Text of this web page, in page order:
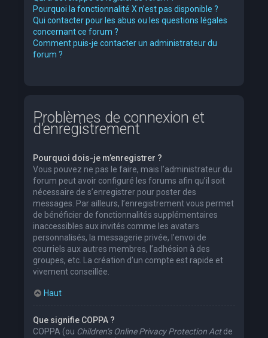
Pourquoi la fonctionnalité X n’est pas disponible ?
Qui contacter pour les abus ou les questions légales
concernant ce forum ?
Comment puis-je contacter un administrateur du
forum ?
Problèmes de connexion et
d’enregistrement
Pourquoi dois-je m’enregistrer ?
Vous pouvez ne pas le faire, mais l’administrateur du
forum peut avoir configuré les forums afin qu’il soit
nécessaire de s’enregistrer pour poster des
messages. Par ailleurs, l’enregistrement vous permet
de bénéficier de fonctionnalités supplémentaires
inaccessibles aux invités comme les avatars
personnalisés, la messagerie privée, l’envoi de
courriels aux autres membres, l’adhésion à des
groupes, etc. La création d’un compte est rapide et
vivement conseillée.
Haut
Que signifie COPPA ?
COPPA (ou Children’s Online Privacy Protection Actde